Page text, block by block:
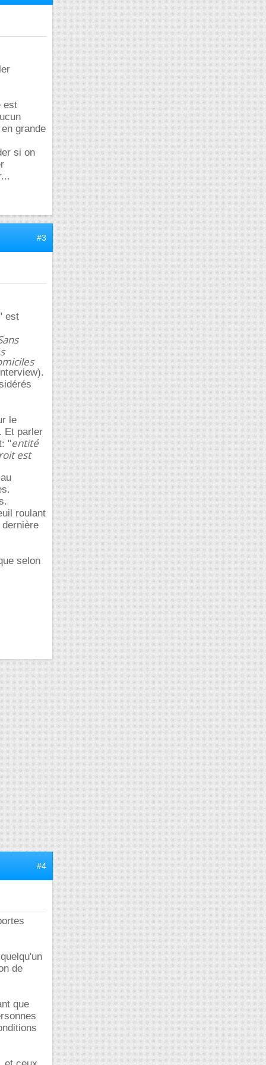
est
grande
si on
#3
est
le
Et parler
"entité
est
roulant
selon
#4
de
que